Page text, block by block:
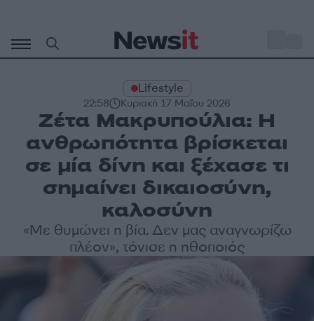
περιεχόμενο
Lifestyle
22:58 Κυριακή 17 Μαΐου 2026
Ζέτα Μακρυπούλια: Η
ανθρωπότητα βρίσκεται
σε μία δίνη και ξέχασε τι
σημαίνει δικαιοσύνη,
καλοσύνη
«Με θυμώνει η βία. Δεν μας αναγνωρίζω
πλέον», τόνισε η ηθοποιός